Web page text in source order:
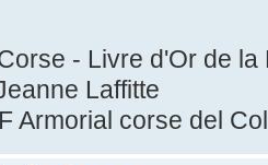
- Livre d'Or de
Laffitte
Armorial corse del